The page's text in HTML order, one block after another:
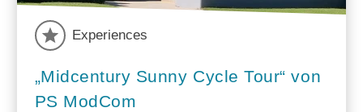
Experiences
„Midcentury Sunny Cycle Tour“ von
PS ModCom